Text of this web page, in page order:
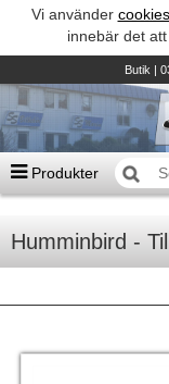
Vi använder cookies
innebär det
Butik|
Produkter
Humminbird -